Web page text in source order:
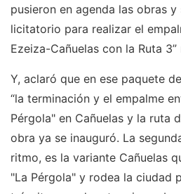
pusieron en agenda las obras
licitatorio para realizar el
Ezeiza-Cañuelas con la Ruta
Y, aclaró que en ese paquete
“la terminación y el empalme
Pérgola" en Cañuelas y la ruta
obra ya se inauguró. La
ritmo, es la variante Cañuelas
"La Pérgola" y rodea la ciudad